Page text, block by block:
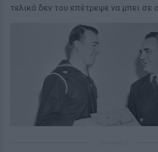
τελικά δεν του επέτρεψε να μπει σε